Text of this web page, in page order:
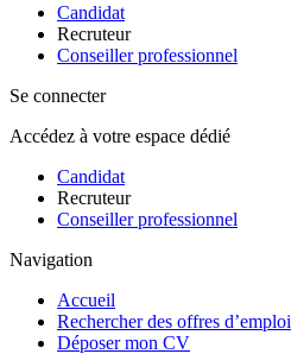
Candidat
Recruteur
Conseiller professionnel
Se connecter
Accédez à votre espace dédié
Candidat
Recruteur
Conseiller professionnel
Navigation
Accueil
Rechercher des offres d’emploi
Déposer mon CV